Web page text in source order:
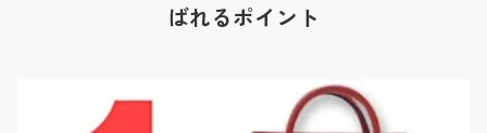
ばれるポイント